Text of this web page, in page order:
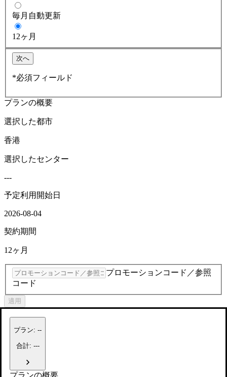
毎月自動更新
12ヶ月
次へ
*必須フィールド
プランの概要
選択した都市
香港
選択したセンター
---
予定利用開始日
2026-08-04
契約期間
12ヶ月
プロモーションコード／参照
コード
適用
プラン: --
合計: ---